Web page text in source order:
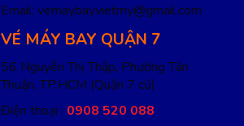
Email: vemaybayvietmy@gmail.com
VÉ MÁY BAY QUẬN 7
56 Nguyễn Thị Thập, Phường Tân
Thuận, TP.HCM (Quận 7 cũ)
Điện thoại : 0908 520 088